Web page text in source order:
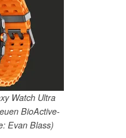
Watch Ultra
BioActive-
Evan Blass)